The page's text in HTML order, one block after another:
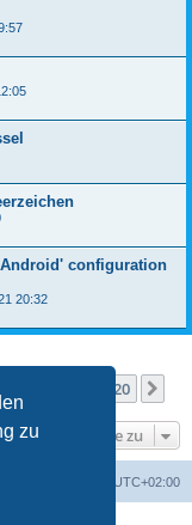
zu
configuration
20:32
20
Gehe zu
UTC+02:00